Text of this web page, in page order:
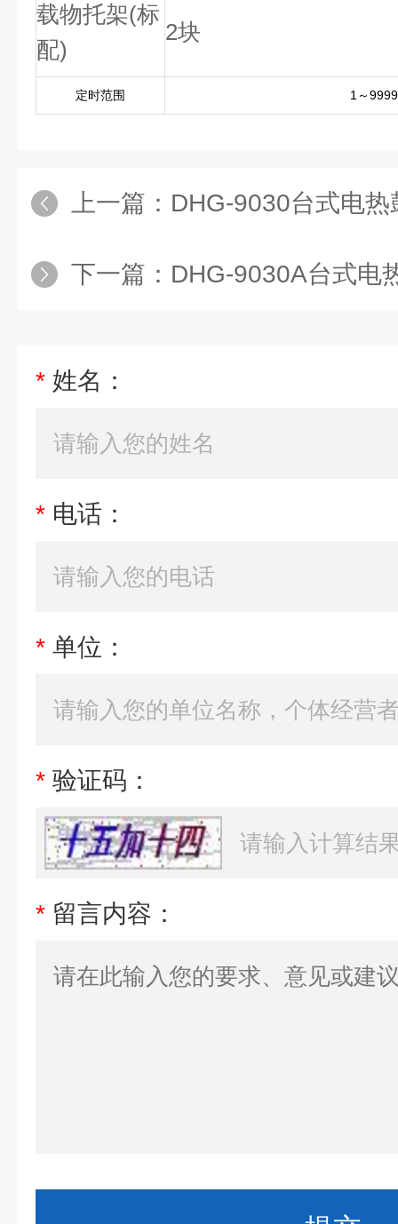
载物托架(标
配)
2块
定时范围 1～
上一篇： DHG-9030台式电热鼓风
下一篇： DHG-9030A台式电热鼓
* 姓名：
* 电话：
* 单位：
* 验证码：
* 留言内容：